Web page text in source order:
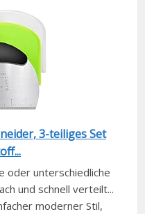
3-teiliges Set
oder unterschiedliche
und schnell verteilt...
moderner Stil,